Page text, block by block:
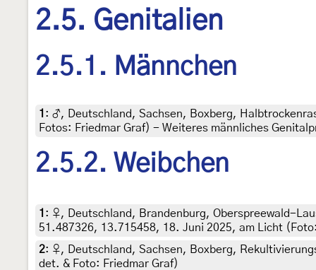
2.5. Genitalien
2.5.1. Männchen
1 : ♂, Deutschland, Sachsen, Boxberg,
Fotos: Friedmar Graf) - Weiteres männliches
2.5.2. Weibchen
1 : ♀, Deutschland, Brandenburg, Oberspreewald-
51.487326, 13.715458, 18. Juni 2025, am Licht
2: ♀, Deutschland, Sachsen, Boxberg,
det. & Foto: Friedmar Graf)